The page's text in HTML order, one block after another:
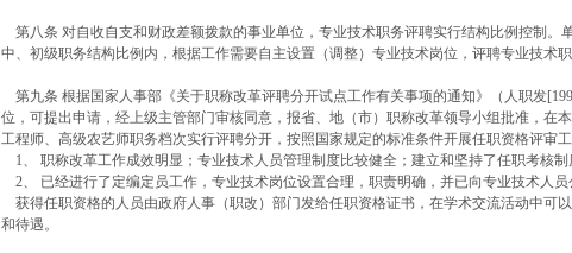
第八条 对自收自支和财政差额拨款的事业单位，专业技术职务评聘实行结构比例控制。
中、初级职务结构比例内，根据工作需要自主设置（调整）专业技术岗位，评聘专业技术职
第九条 根据国家人事部《关于职称改革评聘分开试点工作有关事项的通知》（人职发
位，可提出申请，经上级主管部门审核同意，报省、地（市）职称改革领导小组批准，在
工程师、高级农艺师职务档次实行评聘分开，按照国家规定的标准条件开展任职资格评审工
1、 职称改革工作成效明显；专业技术人员管理制度比较健全；建立和坚持了任职考核制
2、 已经进行了定编定员工作，专业技术岗位设置合理，职责明确，并已向专业技术人员
获得任职资格的人员由政府人事（职改）部门发给任职资格证书，在学术交流活动中可
和待遇。